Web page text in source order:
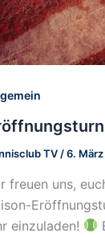
TV /6.
freuen uns,
einzuladen!